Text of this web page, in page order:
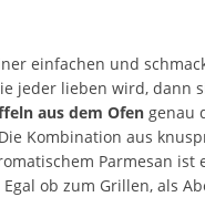
einfachen und
jeder lieben wird, dann
aus dem Ofen genau
Kombination aus
Parmesan ist
ob zum Grillen, als